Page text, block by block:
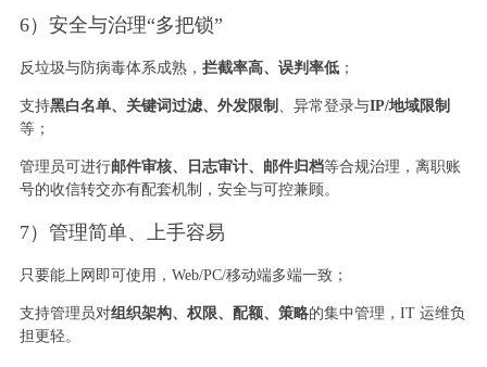
6）安全与治理“多把锁”
反垃圾与防病毒体系成熟， 拦截率高、误判率低；
支持黑白名单、关键词过滤、外发限制 、异常登录与IP/地域限制
等；
管理员可进行邮件审核、日志审计、邮件归档等合规治理，离职账
号的收信转交亦有配套机制，安全与可控兼顾。
7）管理简单、上手容易
只要能上网即可使用，Web/PC/移动端多端一致；
支持管理员对组织架构、权限、配额、策略的集中管理，IT 运维负
担更轻。